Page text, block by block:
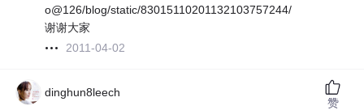
o@126/blog/static/83015110201132103757244/
谢谢大家
2011-04-02
dinghun8leech
赞